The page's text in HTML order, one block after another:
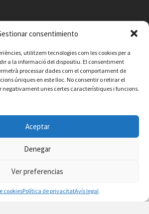
consentimiento
utilitzem tecnologies com les cookies per a
a la informació del dispositiu. El consentiment
processar dades com el comportament de
úniques en este lloc. No consentir o retirar el
negativament unes certes característiques i funcions.
Aceptar
Denegar
Ver preferencias
cookiesPolítica de privacitatAvís legal